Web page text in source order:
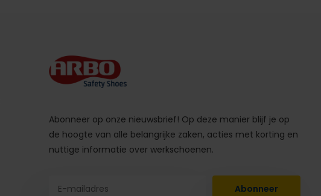
Abonneer op onze nieuwsbrief! Op deze manier blijf je op
de hoogte van alle belangrijke zaken, acties met korting en
nuttige informatie over werkschoenen.
Abonneer